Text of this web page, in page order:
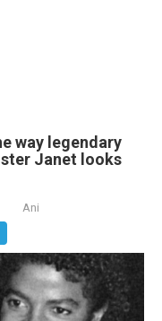
way legendary
Janet looks
Ani